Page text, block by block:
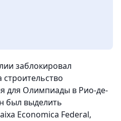
заблокировал
для Олимпиады в Рио-де-
был выделить
Economica Federal,